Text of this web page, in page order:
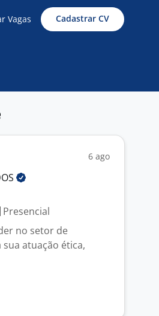
Vagas Cadastrar CV
6 ago
Presencial
no setor de
atuação ética,